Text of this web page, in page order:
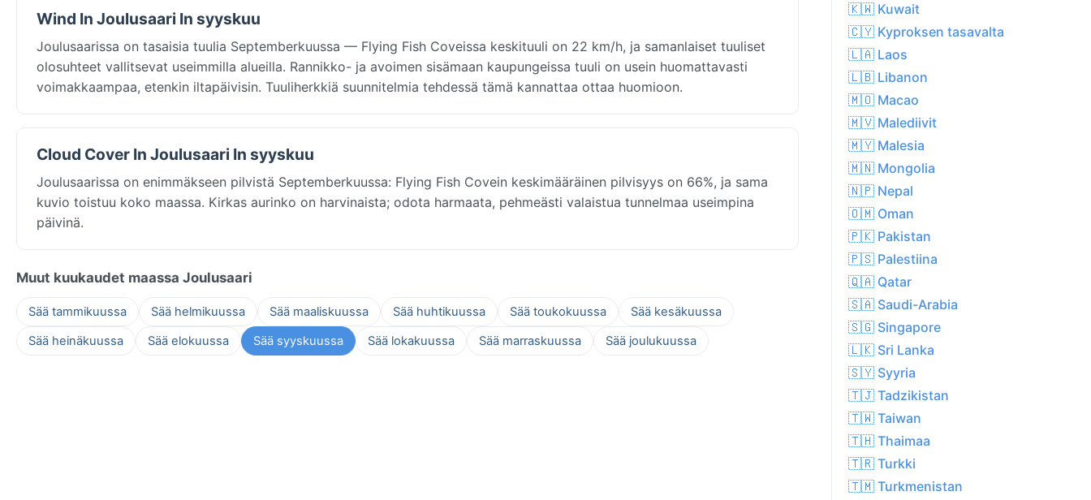
Wind In Joulusaari In syyskuu
Joulusaarissa on tasaisia tuulia Septemberkuussa — Flying Fish Coveissa keskituuli on 22 km/h, ja samanlaiset tuuliset
olosuhteet vallitsevat useimmilla alueilla. Rannikko- ja avoimen sisämaan kaupungeissa tuuli on usein huomattavasti
voimakkaampaa, etenkin iltapäivisin. Tuuliherkkiä suunnitelmia tehdessä tämä kannattaa ottaa huomioon.
Cloud Cover In Joulusaari In syyskuu
Joulusaarissa on enimmäkseen pilvistä Septemberkuussa: Flying Fish Covein keskimääräinen pilvisyys on 66%, ja sama
kuvio toistuu koko maassa. Kirkas aurinko on harvinaista; odota harmaata, pehmeästi valaistua tunnelmaa useimpina
päivinä.
Muut kuukaudet maassa Joulusaari
Sää tammikuussa Sää helmikuussa Sää maaliskuussa Sää huhtikuussa Sää toukokuussa
Sää kesäkuussa
Sää heinäkuussa
Sää elokuussa Sää syyskuussa Sää lokakuussa Sää marraskuussa Sää joulukuussa
🇰🇼 Kuwait
🇨🇾 Kyproksen tasavalta
🇱🇦 Laos
🇱🇧 Libanon
🇲🇴 Macao
🇲🇻 Malediivit
🇲🇾 Malesia
🇲🇳 Mongolia
🇳🇵 Nepal
🇴🇲 Oman
🇵🇰 Pakistan
🇵🇸 Palestiina
🇶🇦 Qatar
🇸🇦 Saudi-Arabia
🇸🇬 Singapore
🇱🇰 Sri Lanka
🇸🇾 Syyria
🇹🇯 Tadzikistan
🇹🇼 Taiwan
🇹🇭 Thaimaa
🇹🇷 Turkki
🇹🇲 Turkmenistan